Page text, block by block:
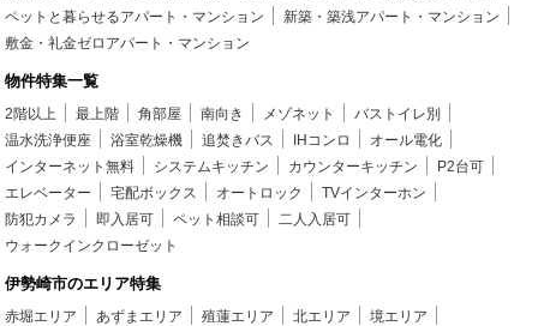
ペットと暮らせるアパート・マンション
新築・築浅アパート・マンション
敷金・礼金ゼロアパート・マンション
物件特集一覧
2階以上 最上階 角部屋 南向き メゾネット
バストイレ別
温水洗浄便座
浴室乾燥機 追焚きバス IHコンロ
オール電化
インターネット無料
システムキッチン カウンターキッチン
P2台可
エレベーター
宅配ボックス オートロック
TVインターホン
防犯カメラ
即入居可 ペット相談可
二人入居可
ウォークインクローゼット
伊勢崎市のエリア特集
赤堀エリア あずまエリア 殖蓮エリア 北エリア
境エリア